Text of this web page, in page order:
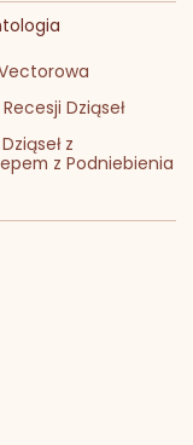
Dziąseł
z
z Podniebienia